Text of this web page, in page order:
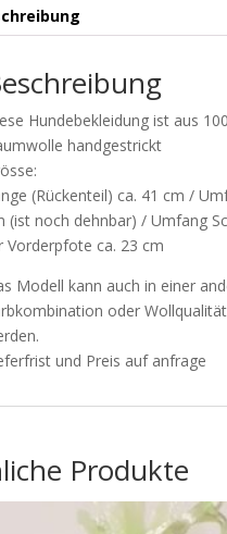
Hundebekleidung ist aus
handgestrickt
(Rückenteil) ca. 41 cm /
(ist noch dehnbar) / Umfang
Vorderpfote ca. 23 cm
Modell kann auch in einer
oder
und Preis auf anfrage
Produkte